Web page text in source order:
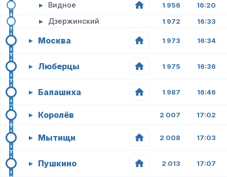
▸ Видное 1 956 16:20
▸ Дзержинский 1 972 16:33
▸ Москва 1 973 16:34
▸ Люберцы 1 975 16:36
▸ Балашиха 1 987 16:46
▸ Королёв 2 007 17:02
▸ Мытищи 2 008 17:03
▸ Пушкино 2 013 17:07